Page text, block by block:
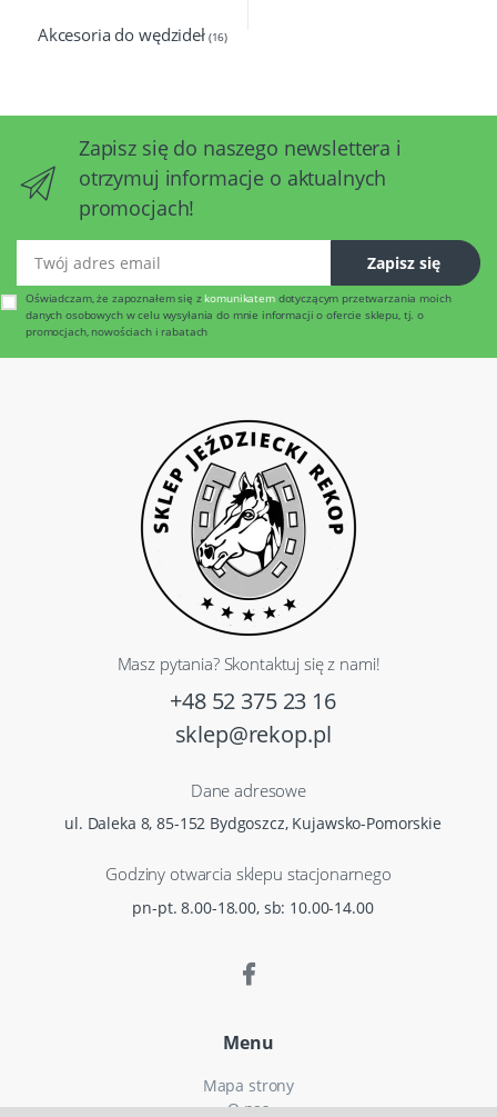
Akcesoria do wędzideł (16)
Zapisz się do naszego newslettera i
otrzymuj informacje o aktualnych
promocjach!
Zapisz się
Oświadczam, że zapoznałem się z komunikatemdotyczącym przetwarzania moich
danych osobowych w celu wysyłania do mnie informacji o ofercie sklepu, tj. o
promocjach, nowościach i rabatach
Masz pytania? Skontaktuj się z nami!
+48 52 375 23 16
sklep@rekop.pl
Dane adresowe
ul. Daleka 8, 85-152 Bydgoszcz, Kujawsko-Pomorskie
Godziny otwarcia sklepu stacjonarnego
pn-pt. 8.00-18.00, sb: 10.00-14.00
Menu
Mapa strony
O nas